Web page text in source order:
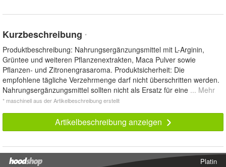
Kurzbeschreibung *
Produktbeschreibung: Nahrungsergänzungsmittel mit L-Arginin,
Grüntee und weiteren Pflanzenextrakten, Maca Pulver sowie
Pflanzen- und Zitronengrasaroma. Produktsicherheit: Die
empfohlene tägliche Verzehrmenge darf nicht überschritten werden.
Nahrungsergänzungsmittel sollten nicht als Ersatz für eine ... Mehr
* maschinell aus der Artikelbeschreibung erstellt
Artikelbeschreibung anzeigen
Platin